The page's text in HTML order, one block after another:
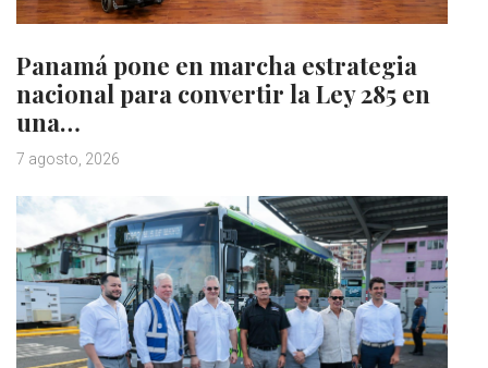
Panamá pone en marcha estrategia
nacional para convertir la Ley 285 en
una…
7 agosto, 2026